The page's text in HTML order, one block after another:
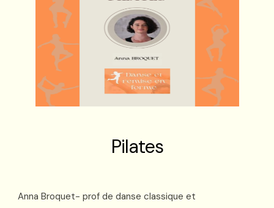
Pilates
Anna Broquet- prof de danse classique et